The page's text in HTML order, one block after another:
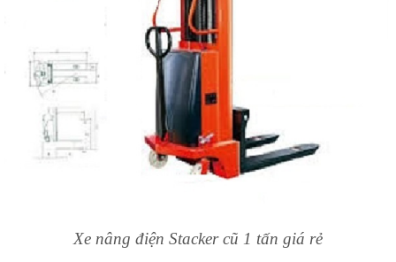
Xe nâng điện Stacker cũ 1 tấn giá rẻ